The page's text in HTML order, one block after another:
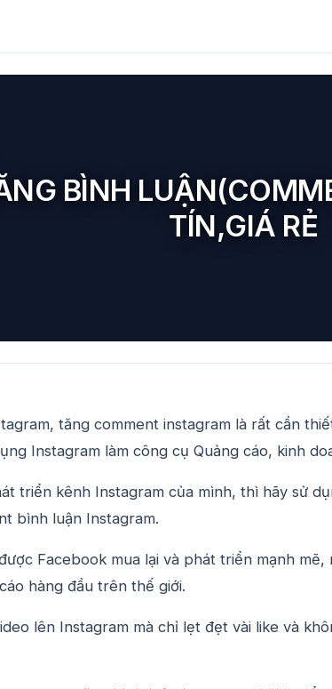
BÌNH
TÍN,GIÁ RẺ
tăng comment instagram là rất cần
Instagram làm công cụ Quảng cáo, kinh
triển kênh Instagram của mình, thì hãy sử
bình luận Instagram.
Facebook mua lại và phát triển mạnh mẽ,
hàng đầu trên thế giới.
lên Instagram mà chỉ lẹt đẹt vài like và